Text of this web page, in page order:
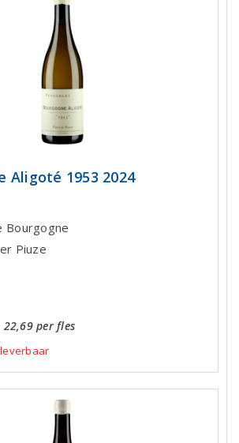
Aligoté 1953 2024
Bourgogne
Piuze
22,69 per fles